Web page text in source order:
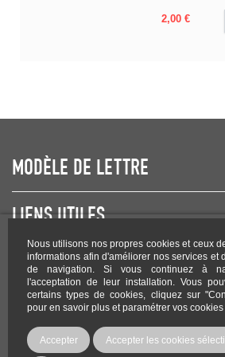
Nous utilisons nos propres cookies et ceux
informations afin d'améliorer nos services et
de navigation. Si vous continuez à
l'acceptation de leur installation. Vous
certains types de cookies, cliquez sur
pour en savoir plus et paramétrer vos cookies
Accepter Accepter les cookies
Prix
2,00 €
MODÈLE DE LETTRE
LIENS UTILES
NEWSLETTER